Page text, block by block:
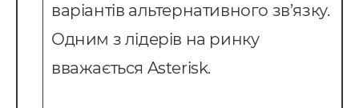
варіантів альтернативного зв’язку.
Одним з лідерів на ринку
вважається Asterisk.